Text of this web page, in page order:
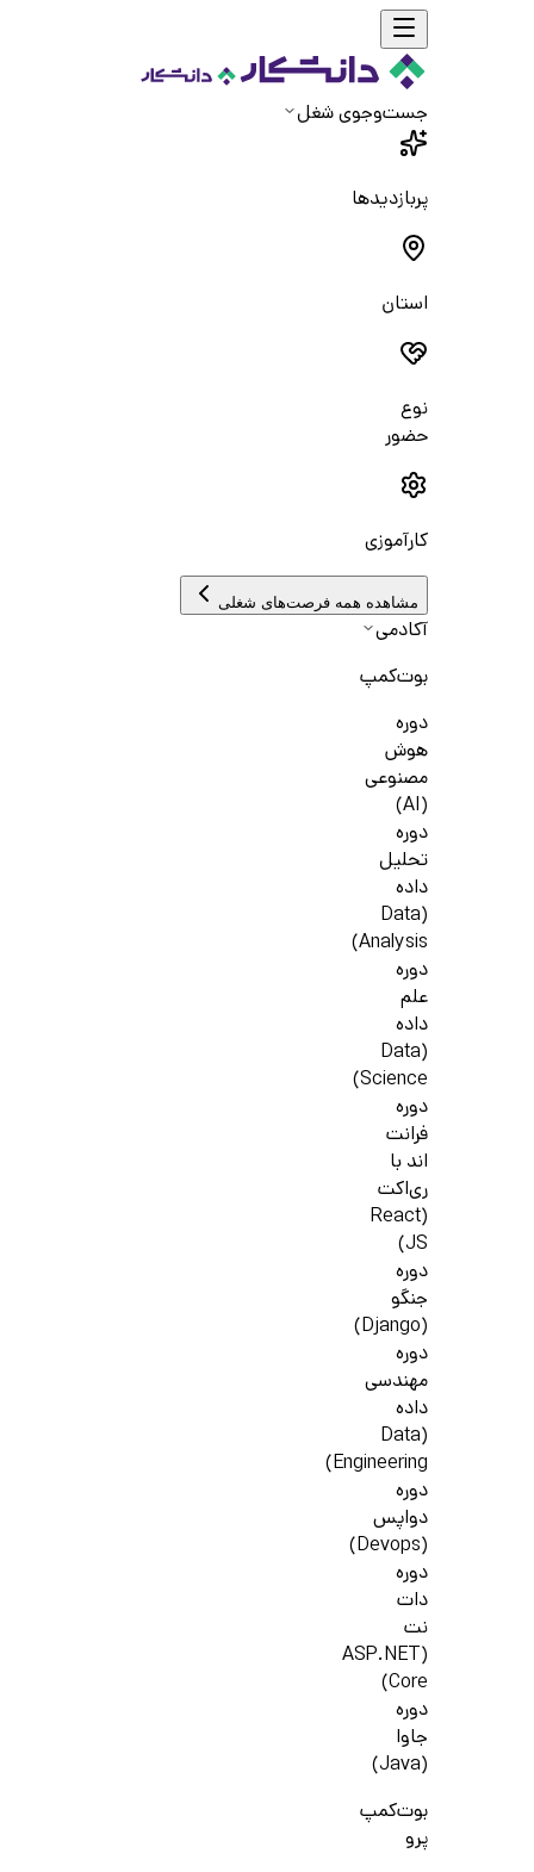
جست‌و‌جوی شغل
پربازدیدها
استان
نوع
حضور
کارآموزی
مشاهده همه فرصت‌های شغلی
آکادمی
بوت‌کمپ
دوره
هوش
مصنوعی
(AI)
دوره
تحلیل
داده
(Data
Analysis)
دوره
علم
داده
(Data
Science)
دوره
فرانت
اند با
ری‌اکت
(React
JS)
دوره
جنگو
(Django)
دوره
مهندسی
داده
(Data
Engineering)
دوره
دواپس
(Devops)
دوره
دات
نت
(ASP.NET
Core)
دوره
جاوا
(Java)
بوت‌کمپ
پرو